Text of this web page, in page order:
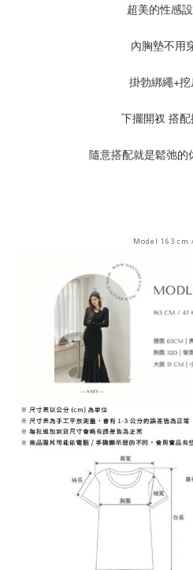
超美的性感
內胸墊不用
掛勃綁繩+
下擺開衩 搭
隨意搭配就是鬆弛的
Model 163 cm